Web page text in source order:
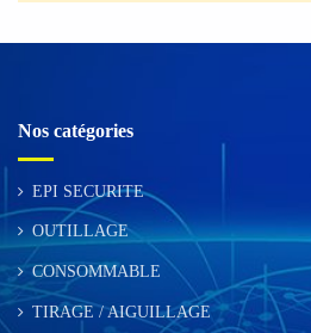
Nos catégories
EPI SECURITE
OUTILLAGE
CONSOMMABLE
TIRAGE / AIGUILLAGE